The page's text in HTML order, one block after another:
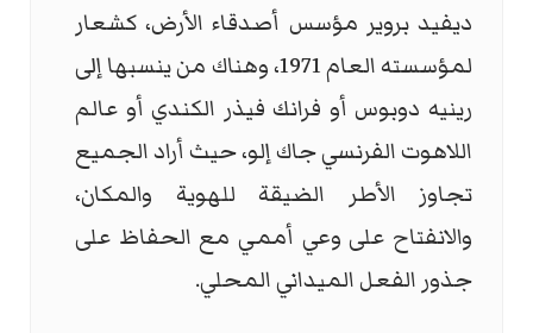
ديفيد بروير مؤسس أصدقاء الأرض، كشعار
لمؤسسته العام 1971، وهناك من ينسبها إلى
رينيه دوبوس أو فرانك فيذر الكندي أو عالم
اللاهوت الفرنسي جاك إلو، حيث أراد الجميع
تجاوز الأطر الضيقة للهوية والمكان،
والانفتاح على وعي أممي مع الحفاظ على
جذور الفعل الميداني المحلي.